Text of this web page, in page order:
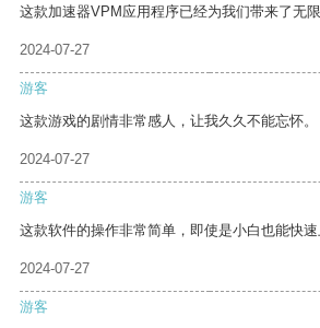
这款加速器VPM应用程序已经为我们带来了无限
2024-07-27
游客
这款游戏的剧情非常感人，让我久久不能忘怀。
2024-07-27
游客
这款软件的操作非常简单，即使是小白也能快速
2024-07-27
游客